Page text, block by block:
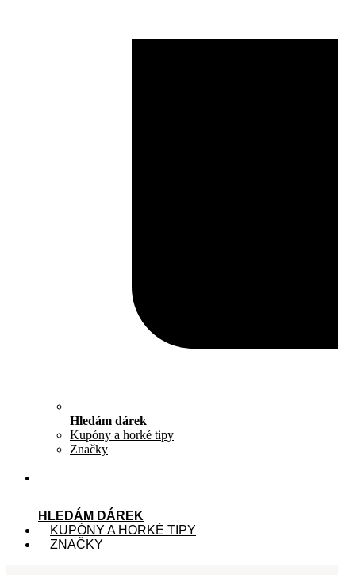
Hledám dárek
Kupóny a horké tipy
Značky
HLEDÁM DÁREK
KUPÓNY A HORKÉ TIPY
ZNAČKY